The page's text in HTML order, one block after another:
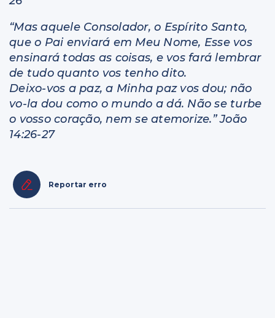
“Mas aquele Consolador, o Espírito Santo,
que o Pai enviará em Meu Nome, Esse vos
ensinará todas as coisas, e vos fará lembrar
de tudo quanto vos tenho dito.
Deixo-vos a paz, a Minha paz vos dou; não
vo-la dou como o mundo a dá. Não se turbe
o vosso coração, nem se atemorize.” João
14:26-27
Reportar erro